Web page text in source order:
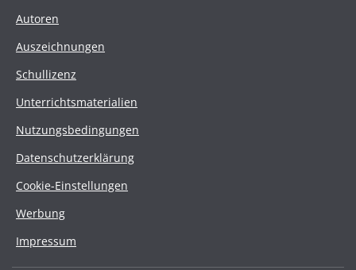
Autoren
Auszeichnungen
Schullizenz
Unterrichtsmaterialien
Nutzungsbedingungen
Datenschutzerklärung
Cookie-Einstellungen
Werbung
Impressum